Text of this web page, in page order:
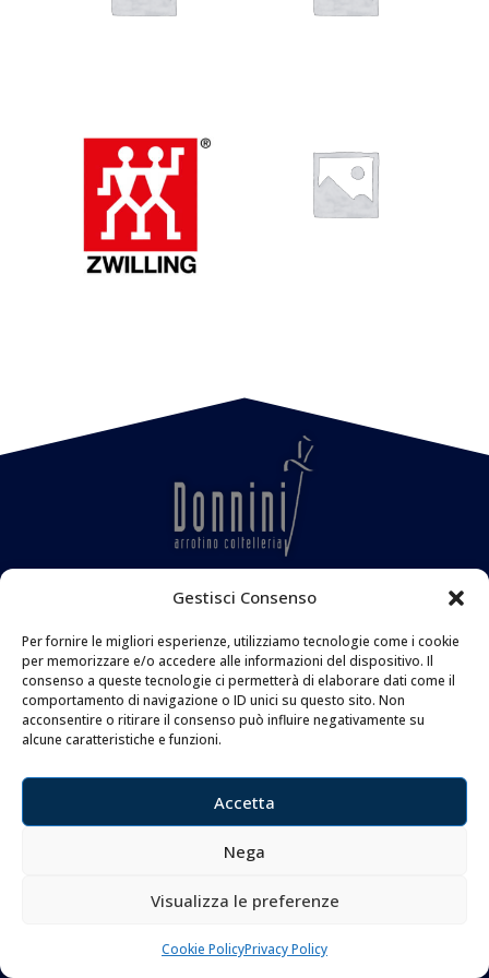
Gestisci Consenso
Per fornire le migliori esperienze, utilizziamo tecnologie come i cookie
per memorizzare e/o accedere alle informazioni del dispositivo. Il
consenso a queste tecnologie ci permetterà di elaborare dati come il
comportamento di navigazione o ID unici su questo sito. Non
acconsentire o ritirare il consenso può influire negativamente su
alcune caratteristiche e funzioni.
Accetta
Nega
Visualizza le preferenze
Cookie PolicyPrivacy Policy
FAQ
Privacy Policy
Cookie Policy
CONTATTI
Coltelleria Donnini s.n.c.
Telefono e WhatsApp:055 661 438